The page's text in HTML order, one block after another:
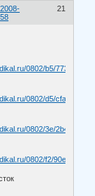
21
2008-